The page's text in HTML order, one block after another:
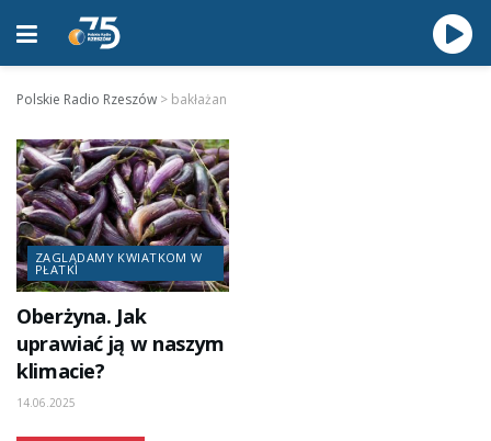
Polskie Radio Rzeszów > bakłażan
ZAGLĄDAMY KWIATKOM W
PŁATKI
Oberżyna. Jak
uprawiać ją w naszym
klimacie?
14.06.2025